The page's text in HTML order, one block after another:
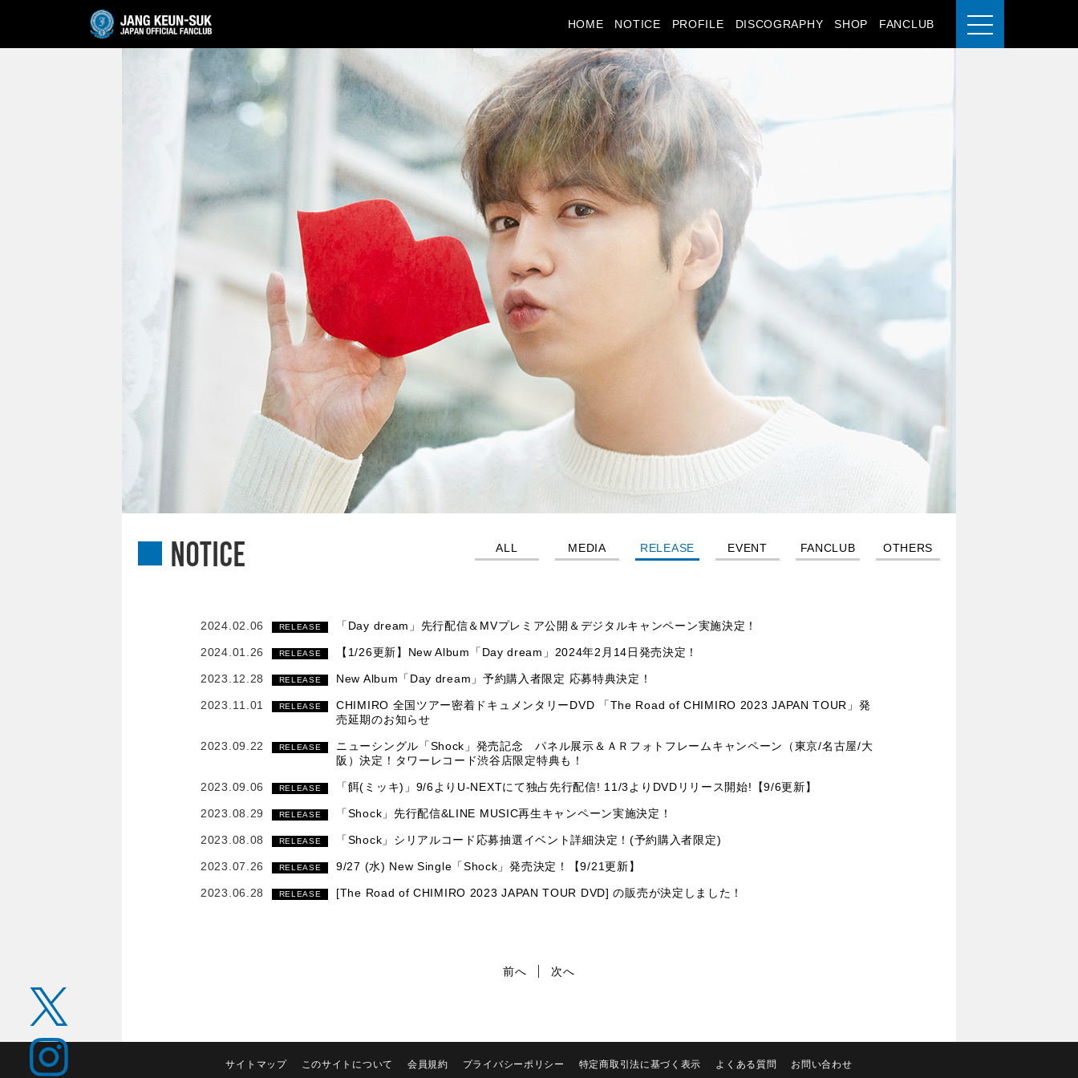
HOME NOTICE PROFILE DISCOGRAPHY SHOP FANCLUB
NOTICE ALL MEDIA RELEASE EVENT FANCLUB OTHERS
2024.02.06 RELEASE 「Day dream」先行配信＆MVプレミア公開＆デジタルキャンペーン実施決定！
2024.01.26 RELEASE 【1/26更新】New Album「Day dream」2024年2月14日発売決定！
2023.12.28 RELEASE New Album「Day dream」予約購入者限定 応募特典決定！
2023.11.01 RELEASE
CHIMIRO 全国ツアー密着ドキュメンタリーDVD 「The Road of CHIMIRO 2023 JAPAN TOUR」発
売延期のお知らせ
2023.09.22 RELEASE
ニューシングル「Shock」発売記念 パネル展示＆ＡＲフォトフレームキャンペーン（東京/名古屋/大
阪）決定！タワーレコード渋谷店限定特典も！
2023.09.06 RELEASE 「餌(ミッキ)」9/6よりU-NEXTにて独占先行配信! 11/3よりDVDリリース開始!【9/6更新】
2023.08.29 RELEASE 「Shock」先行配信&LINE MUSIC再生キャンペーン実施決定！
2023.08.08 RELEASE 「Shock」シリアルコード応募抽選イベント詳細決定！(予約購入者限定)
2023.07.26 RELEASE 9/27 (水) New Single「Shock」発売決定！【9/21更新】
2023.06.28 RELEASE [The Road of CHIMIRO 2023 JAPAN TOUR DVD] の販売が決定しました！
前へ 次へ
サイトマップ このサイトについて 会員規約 プライバシーポリシー 特定商取引法に基づく表示 よくある質問 お問い合わせ